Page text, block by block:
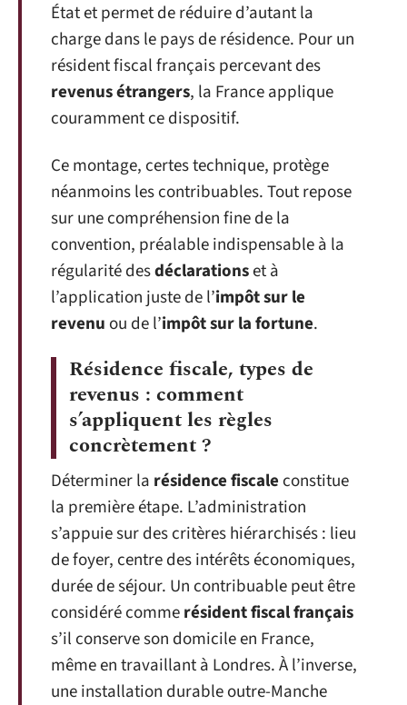
État et permet de réduire d’autant la
charge dans le pays de résidence. Pour un
résident fiscal français percevant des
revenus étrangers, la France applique
couramment ce dispositif.
Ce montage, certes technique, protège
néanmoins les contribuables. Tout repose
sur une compréhension fine de la
convention, préalable indispensable à la
régularité desdéclarationset à
l’application juste de l’impôt sur le
revenu ou de l’impôt sur la fortune.
Résidence fiscale, types de
revenus : comment
s’appliquent les règles
concrètement ?
Déterminer la résidence fiscale constitue
la première étape. L’administration
s’appuie sur des critères hiérarchisés : lieu
de foyer, centre des intérêts économiques,
durée de séjour. Un contribuable peut être
considéré commerésident fiscal français
s’il conserve son domicile en France,
même en travaillant à Londres. À l’inverse,
une installation durable outre-Manche